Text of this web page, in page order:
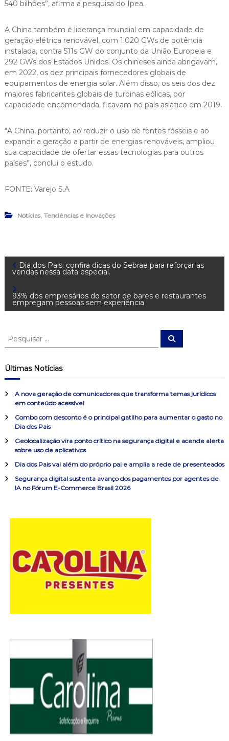
540 bilhões”, afirma a pesquisa do Ipea.
A China também é liderança mundial em capacidade de
geração elétrica renovável, com 1.020 GWs de potência
instalada, contra 511s GW do conjunto da União Europeia e
292 GWs dos Estados Unidos. Os chineses ainda abrigavam,
em 2022, os dez principais fornecedores globais de
equipamentos de energia solar. Além disso, os seis dos dez
maiores fabricantes globais de turbinas eólicas, por
capacidade encomendada, ficavam no país asiático em 2019.
“A China, portanto, ao reduzir o uso de fontes fósseis e ao
expandir a geração a partir de energias renováveis, ampliou
sua capacidade de ofertar essas tecnologias para outros
países”, conclui o estudo.
FONTE: Varejo S.A
Notícias, Tendências e Inovações
N
a
v
e
g
a
d
P
Dia dos Pais: confira dicas do Sebrae para reforçar as
vendas nessa data especial.
93% dos empresários do setor de bares e restaurantes
empregam pessoas sem experiência
P
q
u
s
r
o
:
P
s
r
Últimas Notícias
A nova geração de comunicadores que transforma temas jurídicos
em conteúdo acessível
Combo com desconto é o principal gatilho para aumentar o gasto no
Dia dos Pais
Geolocalização vira ponto crítico na segurança digital e acende alerta
sobre uso de aplicativos
Dia dos Pais vai além do próprio pai e amplia a rede de presenteados
Segurança digital sustenta avanço dos pagamentos por agentes de
IA no Fórum E-Commerce Brasil 2026